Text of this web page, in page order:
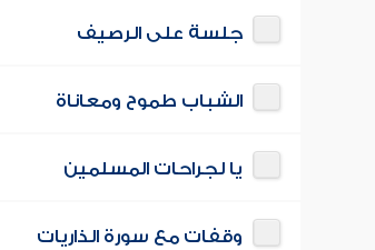
جلسة على الرصيف
الشباب طموح ومعاناة
يا لجراحات المسلمين
وقفات مع سورة الذاريات